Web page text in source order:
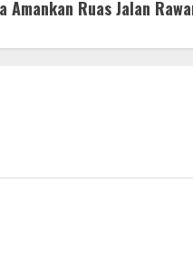
Amankan Ruas Jalan